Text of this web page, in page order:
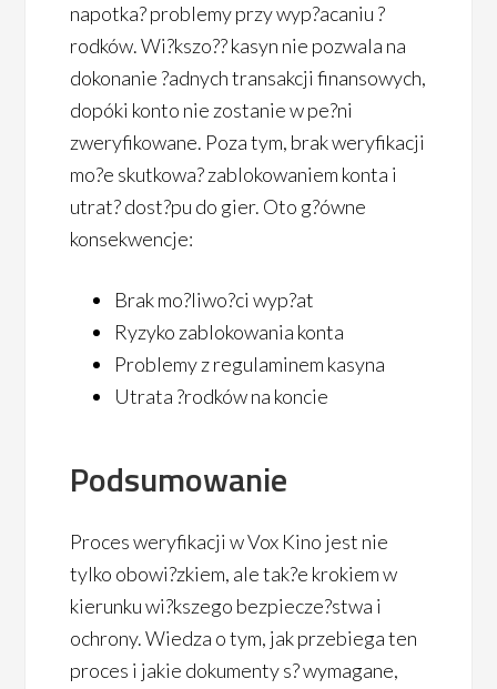
napotka? problemy przy wyp?acaniu ?
rodków. Wi?kszo?? kasyn nie pozwala na
dokonanie ?adnych transakcji finansowych,
dopóki konto nie zostanie w pe?ni
zweryfikowane. Poza tym, brak weryfikacji
mo?e skutkowa? zablokowaniem konta i
utrat? dost?pu do gier. Oto g?ówne
konsekwencje:
Brak mo?liwo?ci wyp?at
Ryzyko zablokowania konta
Problemy z regulaminem kasyna
Utrata ?rodków na koncie
Podsumowanie
Proces weryfikacji w Vox Kino jest nie
tylko obowi?zkiem, ale tak?e krokiem w
kierunku wi?kszego bezpiecze?stwa i
ochrony. Wiedza o tym, jak przebiega ten
proces i jakie dokumenty s? wymagane,